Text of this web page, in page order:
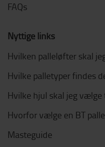
FAQs
Nyttige links
Hvilken palleløfter skal
Hvilke palletyper findes
Hvilke hjul skal jeg
Hvorfor vælge en BT
Masteguide